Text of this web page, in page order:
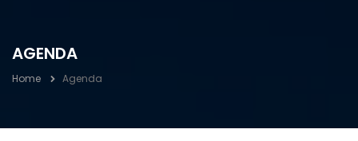
AGENDA
Home Agenda